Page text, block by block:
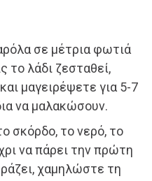
σε μέτρια φωτιά
το λάδι ζεσταθεί,
μαγειρέψετε για 5-7
να μαλακώσουν.
σκόρδο, το νερό, το
να πάρει την πρώτη
χαμηλώστε τη